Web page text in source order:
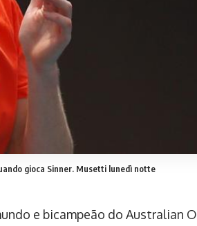
gioca Sinner. Musetti lunedì notte
e bicampeão do Australian